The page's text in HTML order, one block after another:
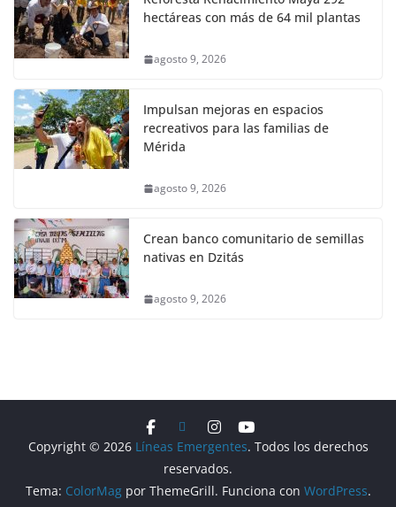
hectáreas con más de 64 mil plantas
agosto 9, 2026
Impulsan mejoras en espacios
recreativos para las familias de
Mérida
agosto 9, 2026
Crean banco comunitario de semillas
nativas en Dzitás
agosto 9, 2026
Copyright © 2026 Líneas Emergentes. Todos los derechos
reservados.
Tema: ColorMagpor ThemeGrill. Funciona con WordPress.